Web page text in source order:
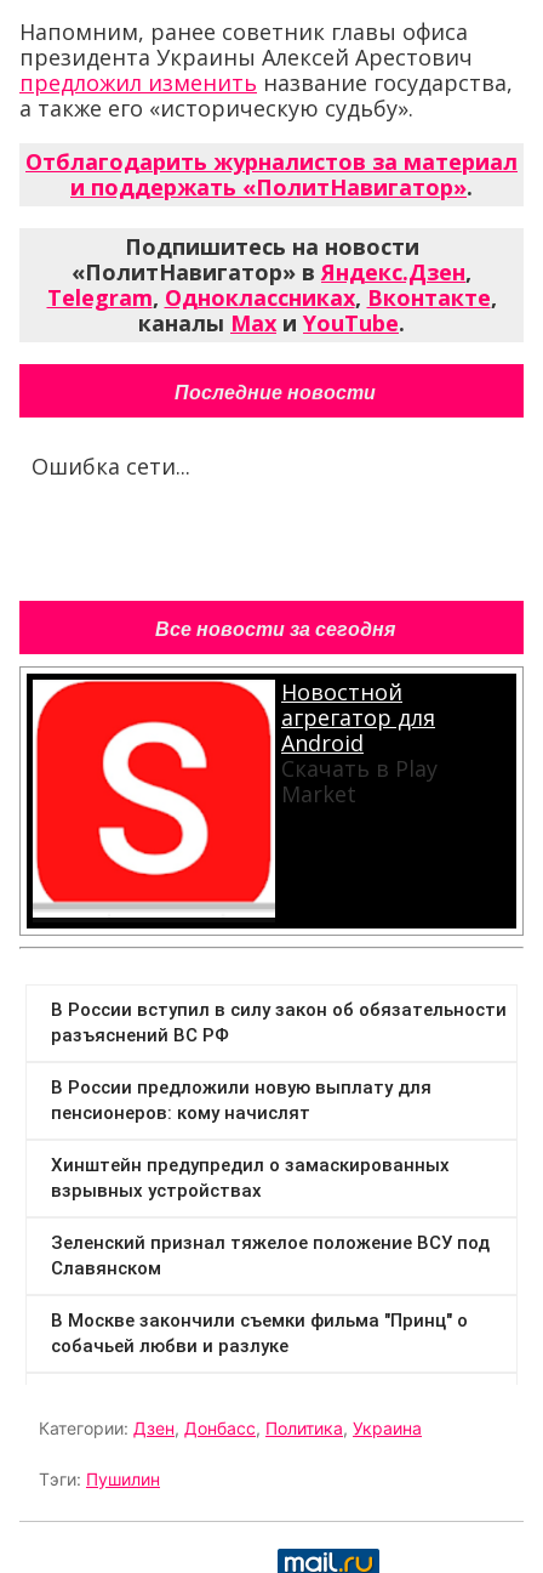
Напомним, ранее советник главы офиса
президента Украины Алексей Арестович
предложил изменить название государства,
а также его «историческую судьбу».
Отблагодарить журналистов за материал
и поддержать «ПолитНавигатор».
Подпишитесь на новости
«ПолитНавигатор» в Яндекс.Дзен,
Telegram, Одноклассниках, Вконтакте,
каналы Max и YouTube.
Последние новости
Ошибка сети...
Все новости за сегодня
Новостной
агрегатор для
Android
Скачать в Play
Market
Категории: Дзен, Донбасс, Политика, Украина
Тэги: Пушилин